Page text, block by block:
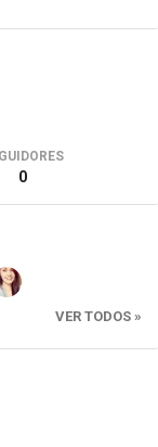
0
VER TODOS »